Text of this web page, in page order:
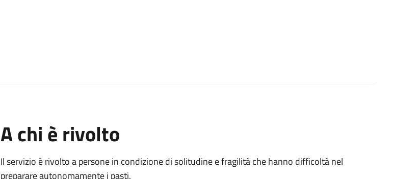
A chi è rivolto
Il servizio è rivolto a persone in condizione di solitudine e fragilità che hanno difficoltà nel
preparare autonomamente i pasti.